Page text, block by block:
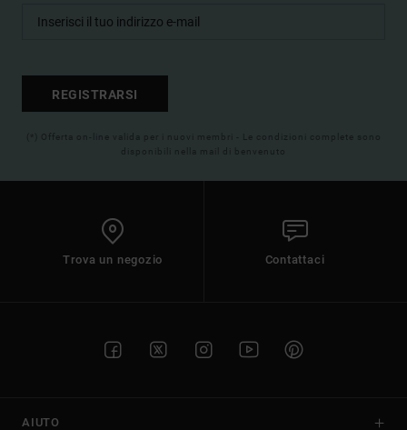
REGISTRARSI
(*) Offerta on-line valida per i nuovi membri - Le condizioni complete sono
disponibili nella mail di benvenuto
Trova un negozio Contattaci
AIUTO